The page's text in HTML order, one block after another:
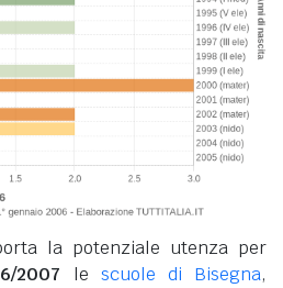
la potenziale utenza per
2007 le scuole di Bisegna,